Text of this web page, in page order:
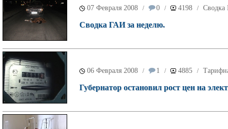
07 Февраля 2008 / 0 / 4198 / Сводка
Сводка ГАИ за неделю.
06 Февраля 2008 / 1 / 4885 /
Губернатор остановил рост цен на